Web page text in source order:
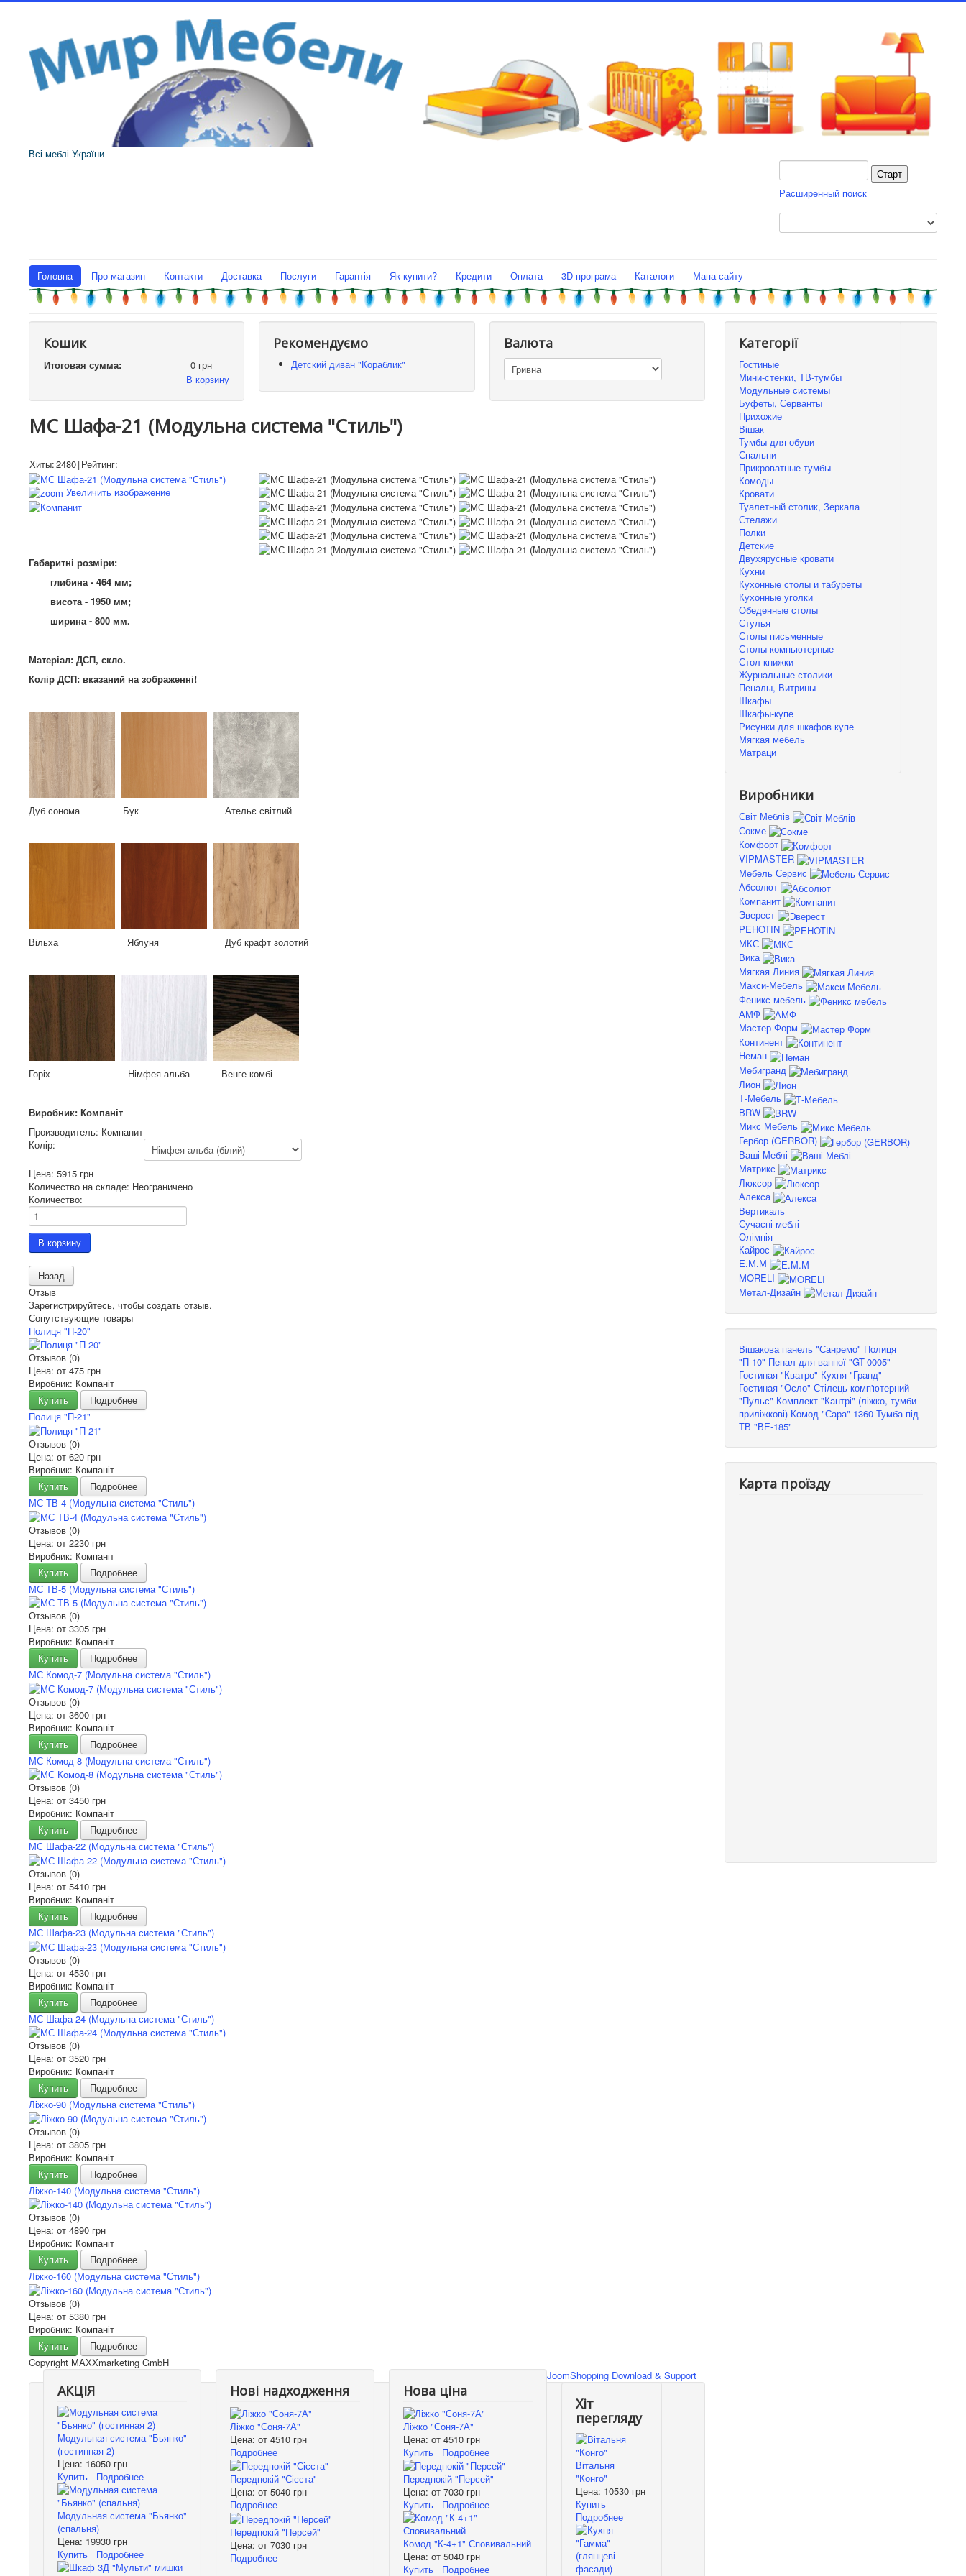
Всі меблі України
Расширенный поиск
Головна Про магазин Контакти Доставка Послуги Гарантія Як купити? Кредити Оплата 3D-програма Каталоги Мапа сайту
Кошик
Итоговая сумма:
0 грн
В корзину
Рекомендуємо
Детский диван "Кораблик"
Валюта
МС Шафа-21 (Модульна система "Стиль")
Хиты:2480|Рейтинг:
Увеличить изображение
Габаритні розміри:
глибина - 464 мм;
висота - 1950 мм;
ширина - 800 мм.
Матеріал: ДСП, скло.
Колір ДСП: вказаний на зображенні!
Дуб сонома Бук Ательє світлий
Вільха Яблуня Дуб крафт золотий
Горіх Німфея альба Венге комбі
Виробник: Компаніт
Производитель: Компанит
Колір:
Цена: 5915 грн
Количество на складе: Неограничено
Количество:
Отзыв
Зарегистрируйтесь, чтобы создать отзыв.
Сопутствующие товары
Полиця "П-20"
Отзывов (0)
Цена: от 475 грн
Виробник: Компаніт
Купить
Подробнее
Полиця "П-21"
Отзывов (0)
Цена: от 620 грн
Виробник: Компаніт
Купить
Подробнее
МС ТВ-4 (Модульна система "Стиль")
Отзывов (0)
Цена: от 2230 грн
Виробник: Компаніт
Купить
Подробнее
МС ТВ-5 (Модульна система "Стиль")
Отзывов (0)
Цена: от 3305 грн
Виробник: Компаніт
Купить
Подробнее
МС Комод-7 (Модульна система "Стиль")
Отзывов (0)
Цена: от 3600 грн
Виробник: Компаніт
Купить
Подробнее
МС Комод-8 (Модульна система "Стиль")
Отзывов (0)
Цена: от 3450 грн
Виробник: Компаніт
Купить
Подробнее
МС Шафа-22 (Модульна система "Стиль")
Отзывов (0)
Цена: от 5410 грн
Виробник: Компаніт
Купить
Подробнее
МС Шафа-23 (Модульна система "Стиль")
Отзывов (0)
Цена: от 4530 грн
Виробник: Компаніт
Купить
Подробнее
МС Шафа-24 (Модульна система "Стиль")
Отзывов (0)
Цена: от 3520 грн
Виробник: Компаніт
Купить
Подробнее
Ліжко-90 (Модульна система "Стиль")
Отзывов (0)
Цена: от 3805 грн
Виробник: Компаніт
Купить
Подробнее
Ліжко-140 (Модульна система "Стиль")
Отзывов (0)
Цена: от 4890 грн
Виробник: Компаніт
Купить
Подробнее
Ліжко-160 (Модульна система "Стиль")
Отзывов (0)
Цена: от 5380 грн
Виробник: Компаніт
Купить
Подробнее
Copyright MAXXmarketing GmbH
JoomShopping Download & Support
АКЦІЯ
Модульная система "Бьянко"
(гостинная 2)
Цена: 16050 грн
Купить
Подробнее
Модульная система "Бьянко"
(спальня)
Цена: 19930 грн
Купить
Подробнее
Нові надходження
Ліжко "Соня-7А"
Цена: от4510 грн
Подробнее
Передпокій "Сієста"
Цена: от5040 грн
Подробнее
Передпокій "Персей"
Цена: от7030 грн
Подробнее
Нова ціна
Ліжко "Соня-7А"
Цена: от 4510 грн
Купить
Подробнее
Передпокій "Персей"
Цена: от 7030 грн
Купить
Подробнее
Комод "К-4+1" Сповивальний
Цена: от 5040 грн
Купить
Подробнее
Хіт
перегляду
Вітальня
"Конго"
Цена: 10530 грн
Купить
Подробнее
Категорії
Гостиные
Мини-стенки, ТВ-тумбы
Модульные системы
Буфеты, Серванты
Прихожие
Вішак
Тумбы для обуви
Спальни
Прикроватные тумбы
Комоды
Кровати
Туалетный столик, Зеркала
Стелажи
Полки
Детские
Двухярусные кровати
Кухни
Кухонные столы и табуреты
Кухонные уголки
Обеденные столы
Стулья
Столы письменные
Столы компьютерные
Стол-книжки
Журнальные столики
Пеналы, Витрины
Шкафы
Шкафы-купе
Рисунки для шкафов купе
Мягкая мебель
Матраци
Виробники
Світ Меблів
Сокме
Комфорт
VIPMASTER
Мебель Сервис
Абсолют
Компанит
Эверест
PEHOTIN
МКС
Вика
Мягкая Линия
Макси-Мебель
Феникс мебель
АМФ
Мастер Форм
Континент
Неман
Мебигранд
Лион
Т-Мебель
BRW
Микс Мебель
Гербор (GERBOR)
Ваші Меблі
Матрикс
Люксор
Алекса
Вертикаль
Сучасні меблі
Олімпія
Кайрос
Е.М.М
MORELI
Метал-Дизайн
Вішакова панель "Санремо" Полиця
"П-10" Пенал для ванної "GT-0005"
Гостиная "Кватро" Кухня "Гранд"
Гостиная "Осло" Стілець комп'ютерний
"Пульс" Комплект "Кантрі" (ліжко, тумби
приліжкові) Комод "Сара" 1360 Тумба під
ТВ "ВЕ-185"
Карта проїзду